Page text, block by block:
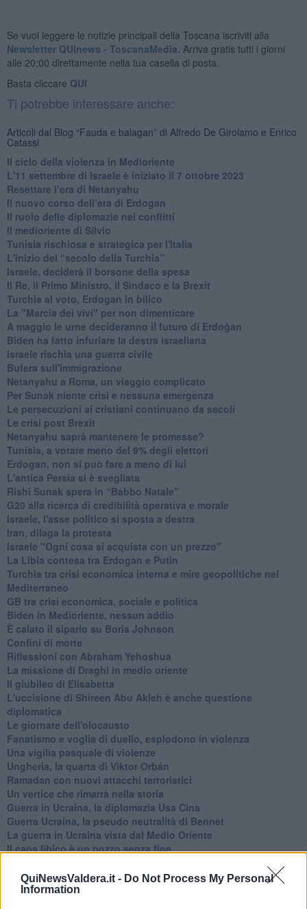
QuiNewsValdera.it - Do Not Process My Personal
Information
Se vuoi leggere le notizie principali della Toscana iscriviti alla
Newsletter QUInews - ToscanaMedia. Arriva gratis tutti i giorni
alle 20:00 direttamente nella tua casella di posta.
Basta cliccare QUI
Ti potrebbe interessare anche:
Articoli dal Blog “Fauda e balagan” di Alfredo De Girolamo e Enrico
Catassi
Il ciclo della violenza in Medioriente
L'11 settembre di Israele è iniziato il 7 ottobre 2023
Resettare l’era di Netanyahu
​Il nuovo corso dell’era di Erdogan
Il ruolo delle diplomazie nei conflitti
Il medioriente di Silvio
Tunisia rischiosa e strategica per l'Italia
L'inizio del “secolo della Turchia”
Israele, deciderà il borsone della spesa
Il Re, il Primo Ministro, il Sindaco e la Brexit
Turchia al voto, Erdogan in bilico
La "Marcia dei vivi" per non dimenticare
A maggio le urne decideranno il futuro di Erdoğan
Biden ha fatto infuriare la destra israeliana
Israele rischia una guerra civile
Bufera sull'immigrazione
Netanyahu a Roma, un viaggio complicato
Per Sunak niente crisi e nessuna emergenza
Le persecuzioni ai cristiani continuano da secoli
Le crisi post Brexit
Netanyahu saprà mantenere le promesse?
Tunisia, a votare meno del 9% degli elettori
Erdogan, non si può fare a meno di lui
L'antica Persia si è svegliata
Rishi Sunak spera in “Babbo Natale”
G20 alla ricerca di credibilità operativa e morale
Israele, l'asse politico si sposta a destra
Iran, dilaga la protesta
Israele "Ogni cosa si acquista con un prezzo"
La Libia contesa tra Erdogan e Putin
Turchia tra crisi economica interna e mire geopolitiche nel
Mediterraneo
GB tra crisi economica, sociale e politica
Biden in Medioriente, nessun addio
È calato il sipario su Boris Johnson
Confini di morte
Riflessioni con Abraham Yehoshua
La missione di Draghi in medio oriente
Il giubileo di Elisabetta
L'uccisione di Shireen Abu Akleh è anche questione
diplomatica
Le giornate dell'olocausto
Fanatismo e voglia di duello, esplodono in violenza
Una vigilia pasquale di violenze
Ungheria, la quarta di Viktor Orbán
Ramadan con nuovi attacchi terroristici
Un vertice che rimarrà nella storia
Guerra in Ucraina, la diplomazia Usa Cina
Guerra Ucraina, la pseudo neutralità di Bennet
La guerra in Ucraina vista dal Medio Oriente
​Il caos libico è un pozzo senza fine
Crisi Corona, crisi Johnson, problemi post Brexit
Capitol Hill un anno dopo